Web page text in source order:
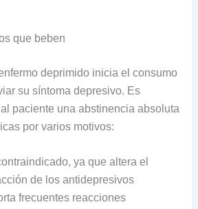
que beben
deprimido inicia el consumo
su síntoma depresivo. Es
paciente una abstinencia absoluta
por varios motivos:
ya que altera el
de los antidepresivos
frecuentes reacciones